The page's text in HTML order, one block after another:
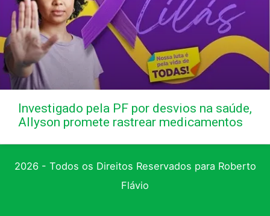
Investigado pela PF por desvios na saúde,
Allyson promete rastrear medicamentos
2026 - Todos os Direitos Reservados para Roberto
Flávio